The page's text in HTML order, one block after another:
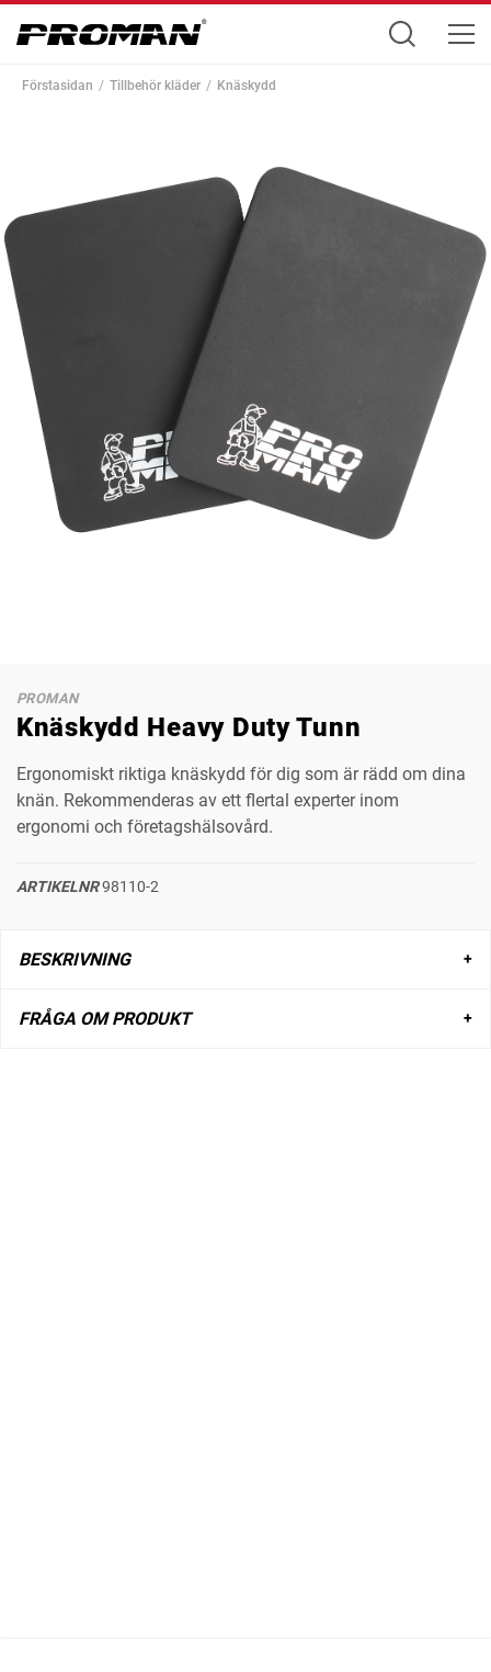
Förstasidan Tillbehör kläder Knäskydd
PROMAN
Knäskydd Heavy Duty Tunn
Ergonomiskt riktiga knäskydd för dig som är rädd om dina
knän. Rekommenderas av ett flertal experter inom
ergonomi och företagshälsovård.
ARTIKELNR98110-2
BESKRIVNING
FRÅGA OM PRODUKT